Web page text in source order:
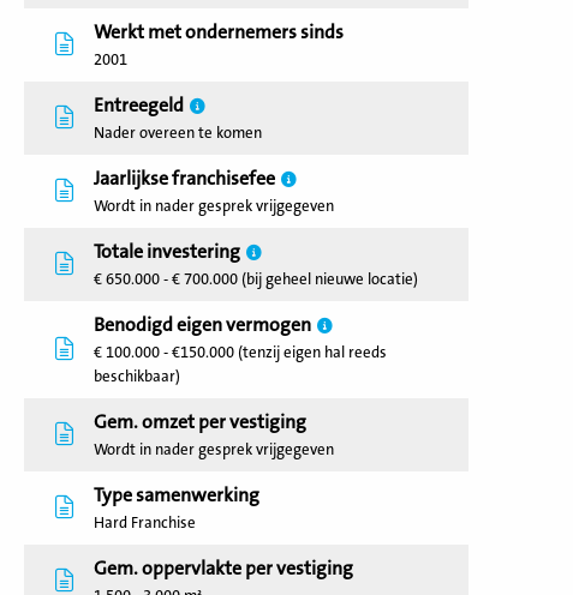
Werkt met ondernemers sinds
2001
Entreegeld
Nader overeen te komen
Jaarlijkse franchisefee
Wordt in nader gesprek vrijgegeven
Totale investering
€ 650.000 - € 700.000 (bij geheel nieuwe locatie)
Benodigd eigen vermogen
€ 100.000 - €150.000 (tenzij eigen hal reeds
beschikbaar)
Gem. omzet per vestiging
Wordt in nader gesprek vrijgegeven
Type samenwerking
Hard Franchise
Gem. oppervlakte per vestiging